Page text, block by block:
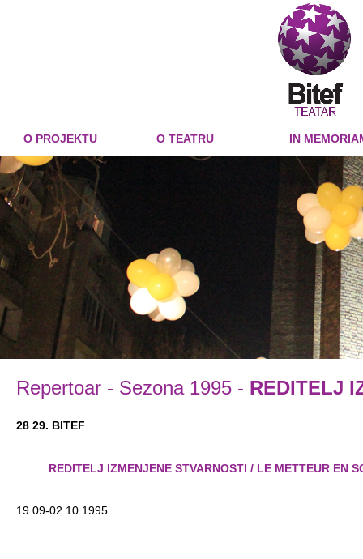
O PROJEKTU O TEATRU IN
Repertoar - Sezona 1995 - REDITELJ
28 29. BITEF
REDITELJ IZMENJENE STVARNOSTI / LE METTEUR EN
19.09-02.10.1995.